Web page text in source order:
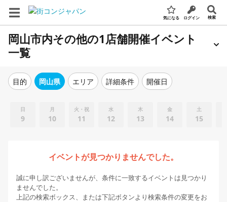
気になる ログイン 検索
岡山市内その他の1店舗開催イベント
一覧
目的 岡山県 エリア 詳細条件 開催日
日
9
月
10
火・祝
11
水
12
木
13
金
14
土
15
イベントが見つかりませんでした。
誠に申し訳ございませんが、条件に一致するイベントは見つかり
ませんでした。
上記の検索ボックス、または下記ボタンより検索条件の変更をお